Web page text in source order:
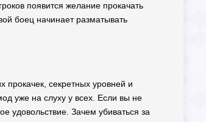
появится желание прокачать
боец начинает разматывать
прокачек, секретных уровней и
уже на слуху у всех. Если вы не
удовольствие. Зачем убиваться за